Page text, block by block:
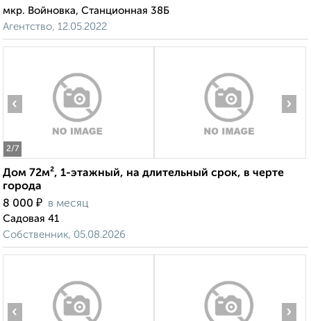
мкр. Войновка, Станционная 38Б
Агентство, 12.05.2022
2/7
‹ ›
Дом 72м², 1-этажный, на длительный срок, в черте
города
8 000 ₽ в месяц
Садовая 41
Собственник, 05.08.2026
‹ ›